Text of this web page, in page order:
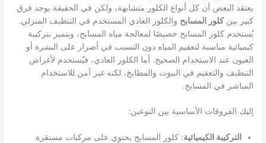
يعتقد البعض أن كل أنواع الكلور متشابهة، ولكن في الحقيقة يوجد فرق
كبير بينكلور المسابح والكلور العادي المستخدم في التنظيف المنزلي.
يُستخدم كلور المسابح خصيصًا لمعالجة مياه المسابح، ويتميز بتركيبة
كيميائية مناسبة لتعقيم المياه دون التسبب في أضرار على البشرة أو
العيون عند الاستخدام الصحيح. أما الكلور العادي، فيُستخدم لأغراض
التنظيف والتعقيم في البيوت والمطابخ، لكنه غير آمن للاستخدام
المباشر في المسابح.
إليك الفروقات الأساسية بين النوعين:
التركيبة الكيميائية: كلور المسابح يحتوي على مركبات مستقرة